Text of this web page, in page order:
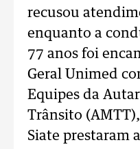
recusou
enquanto a
77 anos foi
Geral Unimed
Equipes da
Trânsito
Siate prestaram